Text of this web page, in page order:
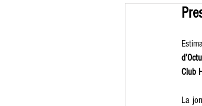
Club
La